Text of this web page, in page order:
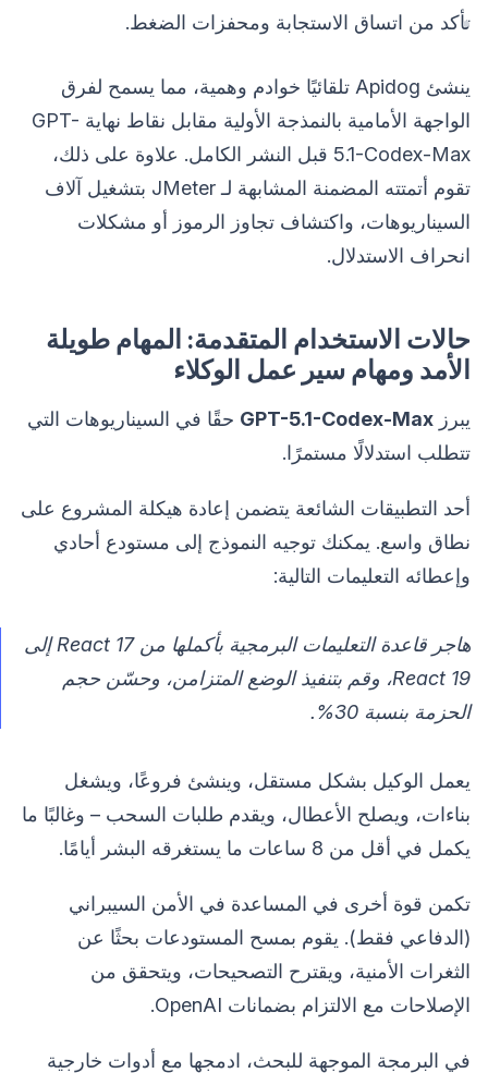
تأكد من اتساق الاستجابة ومحفزات الضغط.
ينشئ Apidog تلقائيًا خوادم وهمية، مما يسمح لفرق
الواجهة الأمامية بالنمذجة الأولية مقابل نقاط نهاية GPT-
5.1-Codex-Max قبل النشر الكامل. علاوة على ذلك،
تقوم أتمتته المضمنة المشابهة لـ JMeter بتشغيل آلاف
السيناريوهات، واكتشاف تجاوز الرموز أو مشكلات
انحراف الاستدلال.
حالات الاستخدام المتقدمة: المهام طويلة
الأمد ومهام سير عمل الوكلاء
يبرز GPT-5.1-Codex-Max حقًا في السيناريوهات التي
تتطلب استدلالًا مستمرًا.
أحد التطبيقات الشائعة يتضمن إعادة هيكلة المشروع على
نطاق واسع. يمكنك توجيه النموذج إلى مستودع أحادي
وإعطائه التعليمات التالية:
هاجر قاعدة التعليمات البرمجية بأكملها من React 17 إلى
React 19، وقم بتنفيذ الوضع المتزامن، وحسّن حجم
الحزمة بنسبة 30%.
يعمل الوكيل بشكل مستقل، وينشئ فروعًا، ويشغل
بناءات، ويصلح الأعطال، ويقدم طلبات السحب – وغالبًا ما
يكمل في أقل من 8 ساعات ما يستغرقه البشر أيامًا.
تكمن قوة أخرى في المساعدة في الأمن السيبراني
(الدفاعي فقط). يقوم بمسح المستودعات بحثًا عن
الثغرات الأمنية، ويقترح التصحيحات، ويتحقق من
الإصلاحات مع الالتزام بضمانات OpenAI.
في البرمجة الموجهة للبحث، ادمجها مع أدوات خارجية